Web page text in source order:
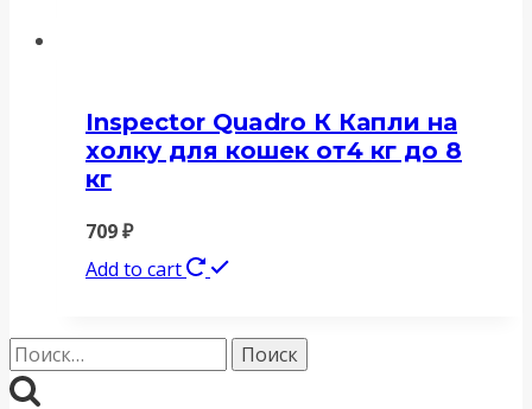
Inspector Quadro К Капли на
холку для кошек от4 кг до 8
кг
709₽
Add to cart
Найти: